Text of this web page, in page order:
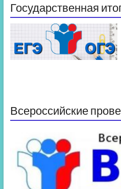
Государственная
Всероссийские